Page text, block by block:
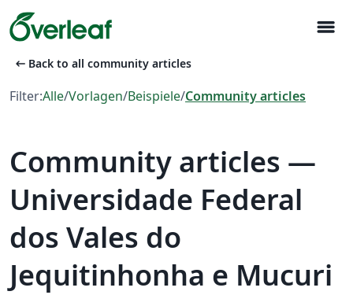
menu
arrow_left_alt Back to all community articles
Filter:Alle/Vorlagen/Beispiele/Community articles
Community articles —
Universidade Federal
dos Vales do
Jequitinhonha e Mucuri